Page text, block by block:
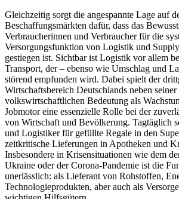
Gleichzeitig sorgt die angespannte Lage auf
Beschaffungsmärkten dafür, dass das
Verbraucherinnen und Verbraucher für die
Versorgungsfunktion von Logistik und
gestiegen ist. Sichtbar ist Logistik vor allem
Transport, der – ebenso wie Umschlag und
störend empfunden wird. Dabei spielt der
Wirtschaftsbereich Deutschlands neben
volkswirtschaftlichen Bedeutung als
Jobmotor eine essenzielle Rolle bei der
von Wirtschaft und Bevölkerung. Tagtäglich
und Logistiker für gefüllte Regale in den
zeitkritische Lieferungen in Apotheken und
Insbesondere in Krisensituationen wie dem
Ukraine oder der Corona-Pandemie ist die
unerlässlich: als Lieferant von Rohstoffen,
Technologieprodukten, aber auch als